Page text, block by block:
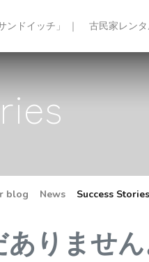
ンドイッチ」 ｜ 古民家レンタ
blog News Success Stories
りません